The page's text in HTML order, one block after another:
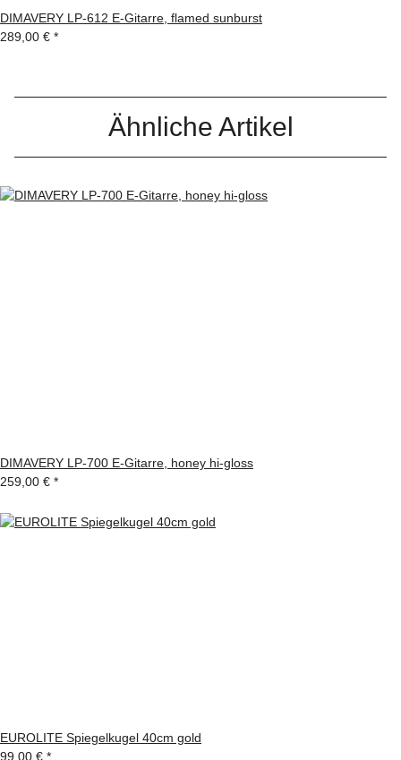
DIMAVERY LP-612 E-Gitarre, flamed sunburst
289,00 € *
Ähnliche Artikel
DIMAVERY LP-700 E-Gitarre, honey hi-gloss
259,00 € *
EUROLITE Spiegelkugel 40cm gold
99,00 € *